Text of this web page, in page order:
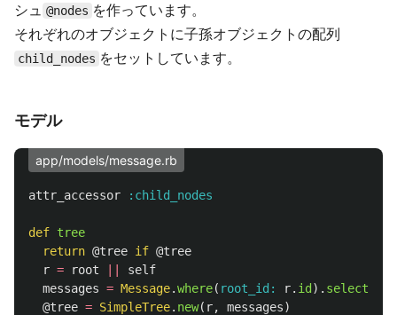
シュ @nodes を作っています。
それぞれのオブジェクトに子孫オブジェクトの配列
child_nodes をセットしています。
モデル
app/models/message.rb
attr_accessor :child_nodes
def tree
return @tree if @tree
r = root
self
messages = Message.where( root_id: r. id ). select
@tree = SimpleTree. new( r, messages)